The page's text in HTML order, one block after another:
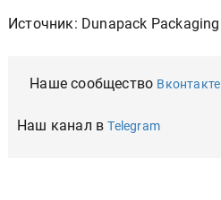
Источник: Dunapack Packaging
Наше сообщество Вконтакте
Наш канал вTelegram